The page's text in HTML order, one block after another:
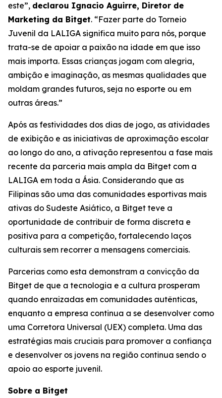
este”, declarou Ignacio Aguirre, Diretor de
Marketing da Bitget. “Fazer parte do Torneio
Juvenil da LALIGA significa muito para nós, porque
trata-se de apoiar a paixão na idade em que isso
mais importa. Essas crianças jogam com alegria,
ambição e imaginação, as mesmas qualidades que
moldam grandes futuros, seja no esporte ou em
outras áreas.”
Após as festividades dos dias de jogo, as atividades
de exibição e as iniciativas de aproximação escolar
ao longo do ano, a ativação representou a fase mais
recente da parceria mais ampla da Bitget com a
LALIGA em toda a Ásia. Considerando que as
Filipinas são uma das comunidades esportivas mais
ativas do Sudeste Asiático, a Bitget teve a
oportunidade de contribuir de forma discreta e
positiva para a competição, fortalecendo laços
culturais sem recorrer a mensagens comerciais.
Parcerias como esta demonstram a convicção da
Bitget de que a tecnologia e a cultura prosperam
quando enraizadas em comunidades autênticas,
enquanto a empresa continua a se desenvolver como
uma Corretora Universal (UEX) completa. Uma das
estratégias mais cruciais para promover a confiança
e desenvolver os jovens na região continua sendo o
apoio ao esporte juvenil.
Sobre a Bitget